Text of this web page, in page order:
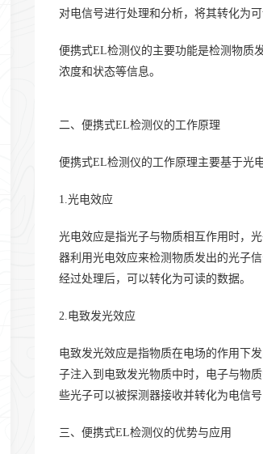
对电信号进行处理和分析，将其转化为
便携式EL检测仪的主要功能是检测物质
浓度和状态等信息。
二、便携式EL检测仪的工作原理
便携式EL检测仪的工作原理主要基于光
1.光电效应
光电效应是指光子与物质相互作用时，
器利用光电效应来检测物质发出的光子
经过处理后，可以转化为可读的数据。
2.电致发光效应
电致发光效应是指物质在电场的作用下
子注入到电致发光物质中时，电子与物
些光子可以被探测器接收并转化为电信
三、便携式EL检测仪的优势与应用